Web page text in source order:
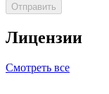
Отправить
Лицензии
Смотреть все